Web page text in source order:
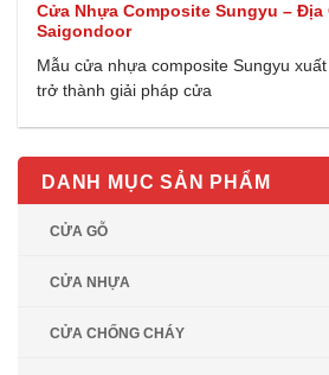
Cửa Nhựa Composite Sungyu – Địa
Saigondoor
Mẫu cửa nhựa composite Sungyu
trở thành giải pháp cửa
DANH MỤC SẢN PHẨM
CỬA GỖ
CỬA NHỰA
CỬA CHỐNG CHÁY